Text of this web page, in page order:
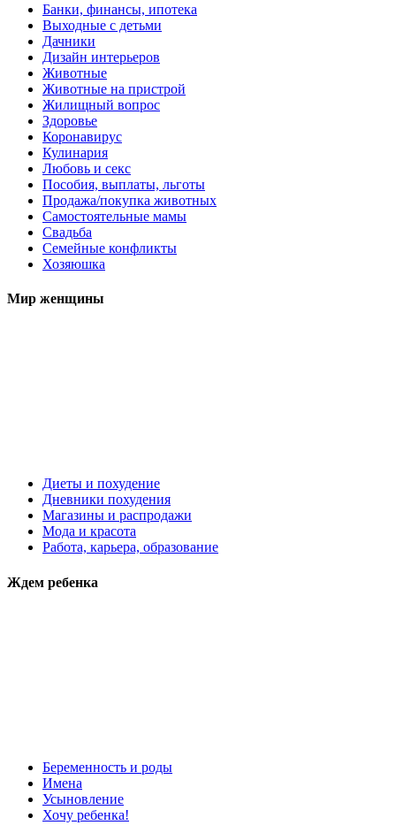
Банки, финансы, ипотека
Выходные с детьми
Дачники
Дизайн интерьеров
Животные
Животные на пристрой
Жилищный вопрос
Здоровье
Коронавирус
Кулинария
Любовь и секс
Пособия, выплаты, льготы
Продажа/покупка животных
Самостоятельные мамы
Свадьба
Семейные конфликты
Хозяюшка
Мир женщины
Диеты и похудение
Дневники похудения
Магазины и распродажи
Мода и красота
Работа, карьера, образование
Ждем ребенка
Беременность и роды
Имена
Усыновление
Хочу ребенка!